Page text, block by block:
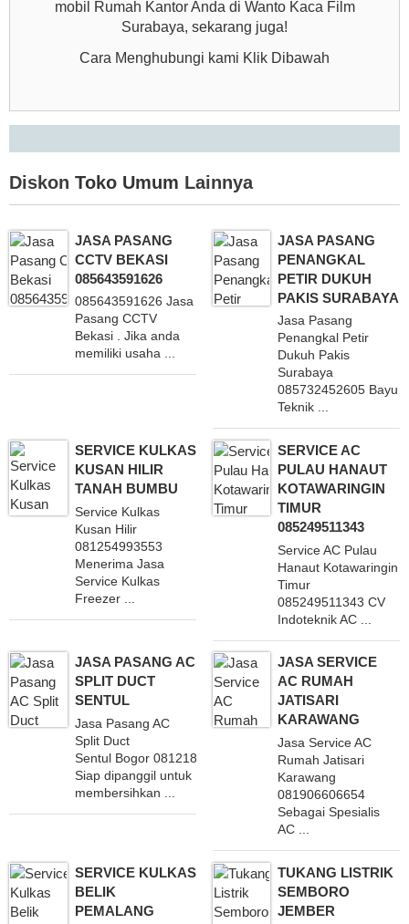
mobil Rumah Kantor Anda di Wanto Kaca Film
Surabaya, sekarang juga!
Cara Menghubungi kami Klik Dibawah
Diskon Toko Umum Lainnya
JASA PASANG
CCTV BEKASI
085643591626
085643591626 Jasa
Pasang CCTV
Bekasi . Jika anda
memiliki usaha ...
JASA PASANG
PENANGKAL
PETIR DUKUH
PAKIS SURABAYA
Jasa Pasang
Penangkal Petir
Dukuh Pakis
Surabaya
085732452605 Bayu
Teknik ...
SERVICE KULKAS
KUSAN HILIR
TANAH BUMBU
Service Kulkas
Kusan Hilir
081254993553
Menerima Jasa
Service Kulkas
Freezer ...
SERVICE AC
PULAU HANAUT
KOTAWARINGIN
TIMUR
085249511343
Service AC Pulau
Hanaut Kotawaringin
Timur
085249511343 CV
Indoteknik AC ...
JASA PASANG AC
SPLIT DUCT
SENTUL
Jasa Pasang AC
Split Duct
Sentul Bogor 081218111145
Siap dipanggil untuk
membersihkan ...
JASA SERVICE
AC RUMAH
JATISARI
KARAWANG
Jasa Service AC
Rumah Jatisari
Karawang
081906606654
Sebagai Spesialis
AC ...
SERVICE KULKAS
BELIK
PEMALANG
TUKANG LISTRIK
SEMBORO
JEMBER